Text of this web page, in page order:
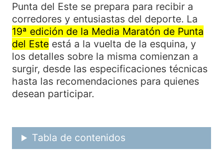
Punta del Este se prepara para recibir a
corredores y entusiastas del deporte. La
19ª edición de la Media Maratón de Punta
del Esteestá a la vuelta de la esquina, y
los detalles sobre la misma comienzan a
surgir, desde las especificaciones técnicas
hasta las recomendaciones para quienes
desean participar.
Tabla de contenidos